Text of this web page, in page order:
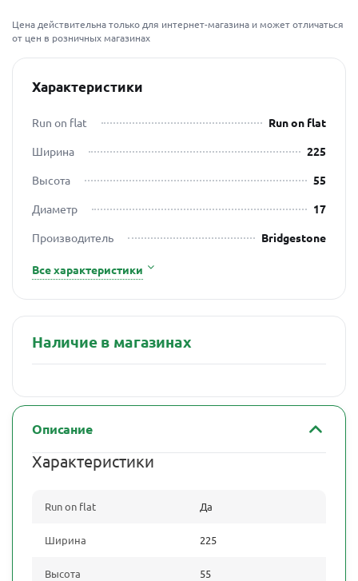
Цена действительна только для интернет-магазина и может отличаться
от цен в розничных магазинах
Характеристики
Run on flat
Run on flat
Ширина
225
Высота
55
Диаметр
17
Производитель
Bridgestone
Все характеристики
Наличие в магазинах
Описание
Характеристики
Run on flat Да
Ширина 225
Высота 55